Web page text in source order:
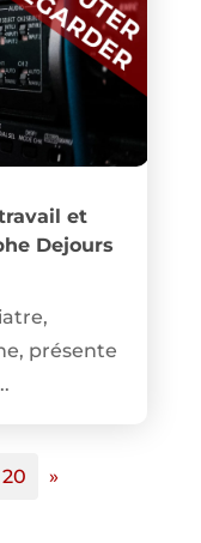
et
Dejours
présente
20 »